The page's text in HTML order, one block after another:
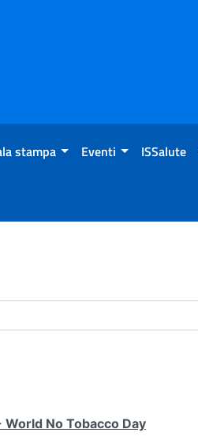
stampa Eventi ISSalute
World No Tobacco Day